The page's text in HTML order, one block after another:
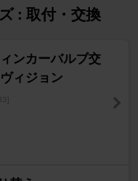
: 取付・交換
ンカーバルブ交
ィジョン